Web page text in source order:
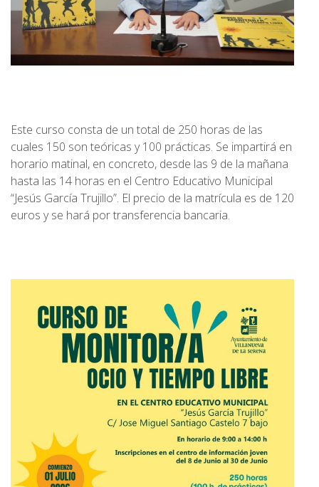
Este curso consta de un total de 250 horas de las
cuales 150 son teóricas y 100 prácticas. Se impartirá en
horario matinal, en concreto, desde las 9 de la mañana
hasta las 14 horas en el Centro Educativo Municipal
“Jesús García Trujillo”. El precio de la matrícula es de 120
euros y se hará por transferencia bancaria.